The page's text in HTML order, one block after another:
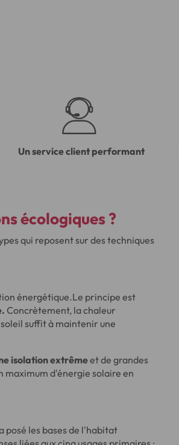
Un service client performant
écologiques ?
qui reposent sur des techniques
énergétique.Le principe est
Concrètement, la chaleur
suffit à maintenir une
isolation extrêmeet de grandes
maximum d'énergie solaire en
posé les bases de l'habitat